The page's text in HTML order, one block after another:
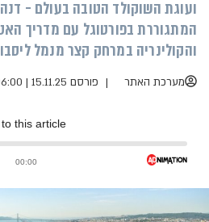
ועוגת השוקולד הטובה בעולם -
המתגוררת בפורטוגל עם מדריך
והקולינריה במרחק קצר מנמל
מערכת האתר פורסם 15.11.25 | 06:00